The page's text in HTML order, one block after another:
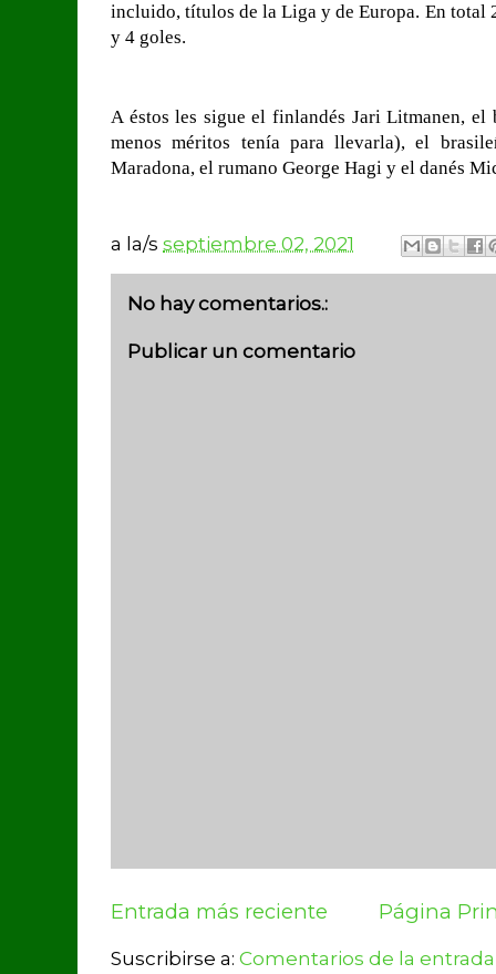
incluido, títulos de la Liga y de Europa. En total
y 4 goles.
A éstos les sigue el finlandés Jari Litmanen,
menos méritos tenía para llevarla), el
Maradona, el rumano George Hagi y el danés
a la/s septiembre 02, 2021
No hay comentarios.:
Publicar un comentario
Entrada más reciente Página
Suscribirse a: Comentarios de la